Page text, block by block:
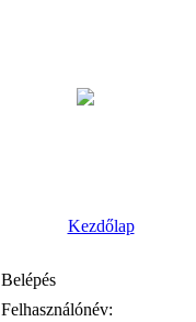
Kezdőlap
Belépés
Felhasználónév: